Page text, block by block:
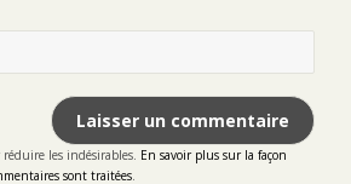
les indésirables. En savoir plus sur la façon
sont traitées